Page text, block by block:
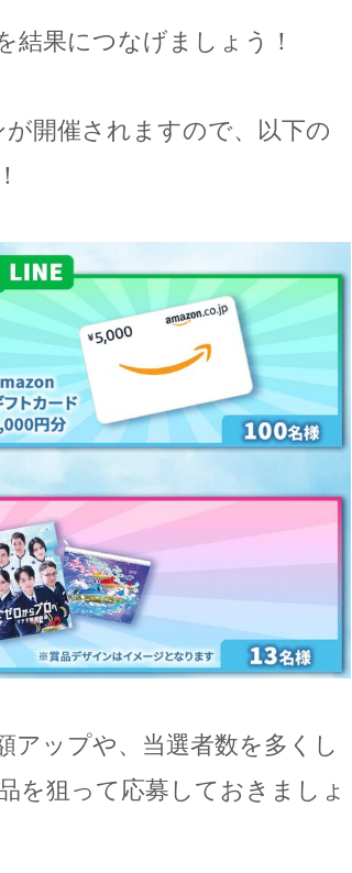
結果につなげましょう！
開催されますので、以下の
アップや、当選者数を多くし
を狙って応募しておきましょ